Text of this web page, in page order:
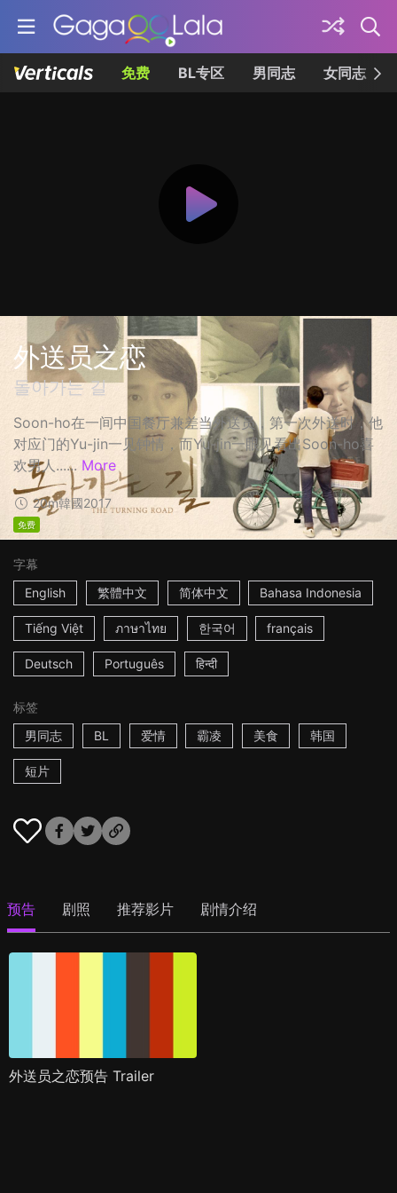
免费 BL专区 男同志 女同志
外送员之恋
돌아가는 길
Soon-ho在一间中国餐厅兼差当外送员，第一次外送时，他
对应门的Yu-jin一见钟情，而Yu-jin一眼见看出Soon-ho喜
欢男人...... More
20m韓國2017
免费
字幕
English
繁體中文 简体中文 Bahasa Indonesia
Tiếng Việt ภาษาไทย 한국어 français
Deutsch Português हिन्दी
标签
男同志
BL 爱情 霸凌 美食 韩国
短片
预告 剧照 推荐影片 剧情介绍
外送员之恋预告 Trailer